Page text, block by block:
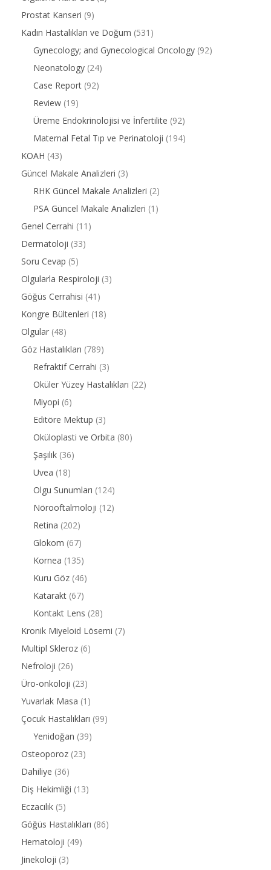
Prostat Kanseri (9)
Kadın Hastalıkları ve Doğum (531)
Gynecology; and Gynecological Oncology (92)
Neonatology (24)
Case Report (92)
Review (19)
Üreme Endokrinolojisi ve İnfertilite (92)
Maternal Fetal Tıp ve Perinatoloji (194)
KOAH (43)
Güncel Makale Analizleri (3)
RHK Güncel Makale Analizleri (2)
PSA Güncel Makale Analizleri (1)
Genel Cerrahi (11)
Dermatoloji (33)
Soru Cevap (5)
Olgularla Respiroloji (3)
Göğüs Cerrahisi (41)
Kongre Bültenleri (18)
Olgular (48)
Göz Hastalıkları (789)
Refraktif Cerrahi (3)
Oküler Yüzey Hastalıkları (22)
Miyopi (6)
Editöre Mektup (3)
Oküloplasti ve Orbita (80)
Şaşılık (36)
Uvea (18)
Olgu Sunumları (124)
Nörooftalmoloji (12)
Retina (202)
Glokom (67)
Kornea (135)
Kuru Göz (46)
Katarakt (67)
Kontakt Lens (28)
Kronik Miyeloid Lösemi (7)
Multipl Skleroz (6)
Nefroloji (26)
Üro-onkoloji (23)
Yuvarlak Masa (1)
Çocuk Hastalıkları (99)
Yenidoğan (39)
Osteoporoz (23)
Dahiliye (36)
Diş Hekimliği (13)
Eczacılık (5)
Göğüs Hastalıkları (86)
Hematoloji (49)
Jinekoloji (3)